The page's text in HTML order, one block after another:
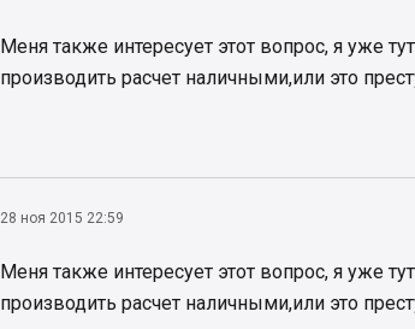
Меня также интересует этот вопрос, я уже
производить расчет наличными,или это
28 ноя 2015 22:59
Меня также интересует этот вопрос, я уже
производить расчет наличными,или это